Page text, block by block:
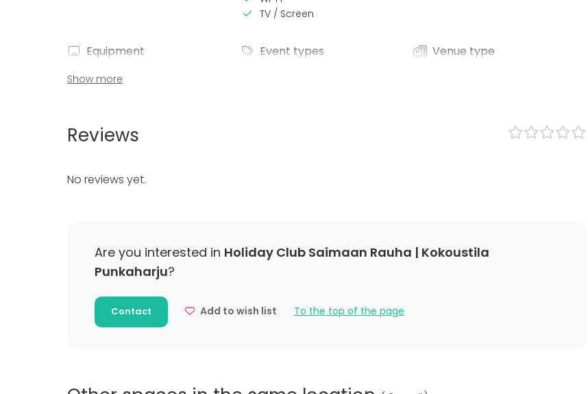
TV / Screen
Equipment
Whiteboard / Flip chart
Event types Venue type
Show more
Reviews
No reviews yet.
Are you interested in Holiday Club Saimaan Rauha | Kokoustila
Punkaharju?
Contact Add to wish list To the top of the page